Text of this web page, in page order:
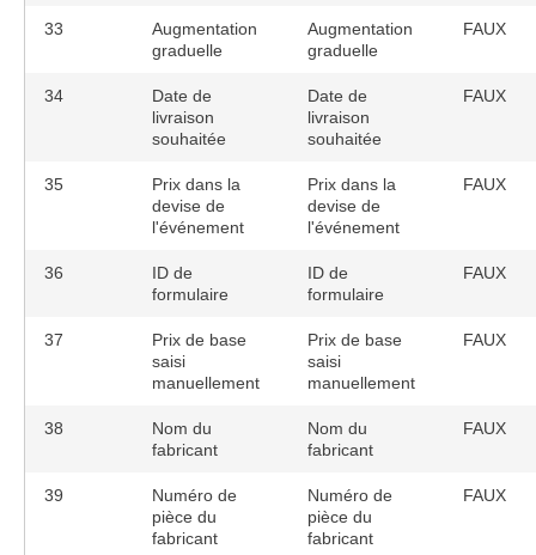
33
Augmentation
graduelle
Augmentation
graduelle
FAUX
34
Date de
livraison
souhaitée
Date de
livraison
souhaitée
FAUX
35
Prix dans la
devise de
l'événement
Prix dans la
devise de
l'événement
FAUX
36
ID de
formulaire
ID de
formulaire
FAUX
37
Prix de base
saisi
manuellement
Prix de base
saisi
manuellement
FAUX
38
Nom du
fabricant
Nom du
fabricant
FAUX
39
Numéro de
pièce du
fabricant
Numéro de
pièce du
fabricant
FAUX